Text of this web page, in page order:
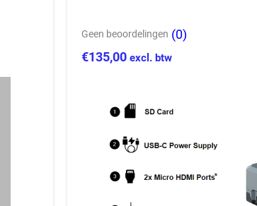
Geen beoordelingen (0)
€135,00 excl. btw